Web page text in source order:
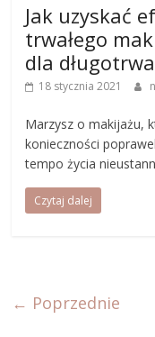
Jak uzyskać
trwałego
dla
18 stycznia 2021
Marzysz o makijażu,
konieczności
tempo życia
Czytaj dalej
← Poprzednie